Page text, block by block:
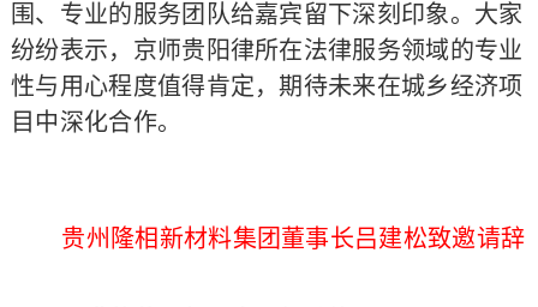
围、专业的服务团队给嘉宾留下深刻印象。大家
纷纷表示，京师贵阳律所在法律服务领域的专业
性与用心程度值得肯定，期待未来在城乡经济项
目中深化合作。
贵州隆相新材料集团董事长吕建松致邀请辞